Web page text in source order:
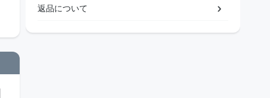
返品について